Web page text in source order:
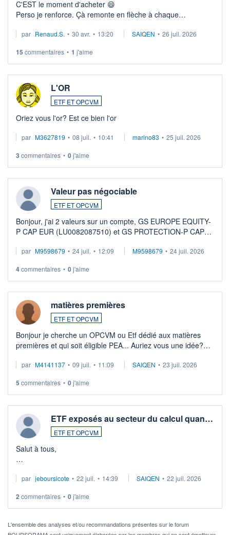
C'EST le moment d'acheter 😄​
Perso je renforce. Çà remonte en flèche à chaque
Investissement long terme tip top pour sa retraite.
par Renaud.S. • 30 avr. • 13:20 SAIQEN • 26 juil. 2026
15 commentaires • 1 j'aime
L'OR
ETF ET OPCVM
Oriez vous l'or? Est ce bien l'or
par M3627819 • 08 juil. • 10:41 marino83 • 25 juil. 2026
3 commentaires • 0j'aime
Valeur pas négociable
ETF ET OPCVM
Bonjour, j'ai 2 valeurs sur un compte, GS EUROPE EQUITY-
P CAP EUR (LU0082087510) et GS PROTECTION-P CAP
veux procéder à la vente, on me signale ...
par M9598679 • 24 juil. • 12:09 M9598679 • 24 juil. 2026
4commentaires • 0j'aime
matières premières
ETF ET OPCVM
Bonjour je cherche un OPCVM ou Etf dédié aux matières
premières et qui soit éligible PEA... Auriez vous une idée?
par M4141137 • 09 juil. • 11:09 SAIQEN • 23 juil. 2026
5 commentaires • 0j'aime
ETF exposés au secteur du calcul quan…
ETF ET OPCVM
Salut à tous,
via un ETF plutôt que des actions individuelles.
Idéalement, je voudrais qu'il soit éligible au PEA.
Pour l' ...
par jeboursicote • 22 juil. • 14:39 SAIQEN • 22 juil. 2026
2 commentaires • 0j'aime
L'ensemble des analyses et/ou recommandations présentes sur le forum